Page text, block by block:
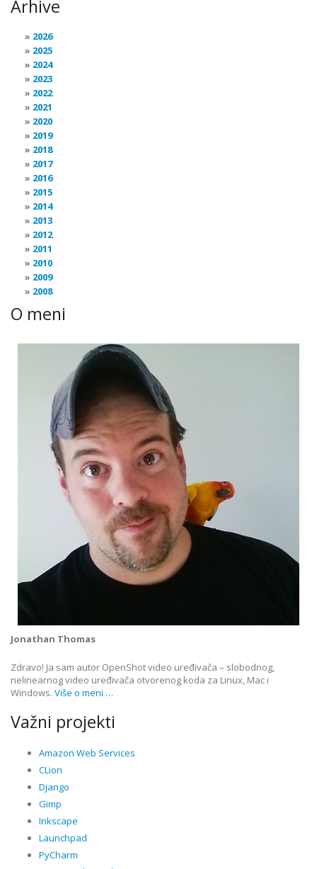
Arhive
2026
2025
2024
2023
2022
2021
2020
2019
2018
2017
2016
2015
2014
2013
2012
2011
2010
2009
2008
O meni
Jonathan Thomas
Zdravo! Ja sam autor OpenShot video uređivača – slobodnog,
nelinearnog video uređivača otvorenog koda za Linux, Mac i
Windows. Više o meni …
Važni projekti
Amazon Web Services
CLion
Django
Gimp
Inkscape
Launchpad
PyCharm